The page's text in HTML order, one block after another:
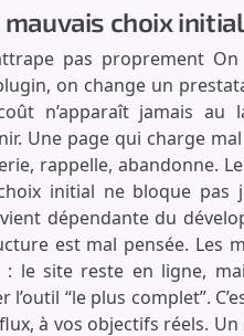
mauvais choix initial
pas proprement
on change un
n’apparaît jamais au
Une page qui charge
rappelle, abandonne.
initial ne bloque pas
dépendante du
est mal pensée. Les
: le site reste en ligne,
l’outil “le plus complet”.
à vos objectifs réels.